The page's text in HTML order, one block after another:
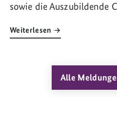
sowie die Auszubildende
Weiterlesen
Alle